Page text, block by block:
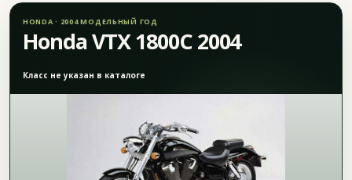
HONDA · 2004 МОДЕЛЬНЫЙ ГОД
Honda VTX 1800C 2004
Класс не указан в каталоге